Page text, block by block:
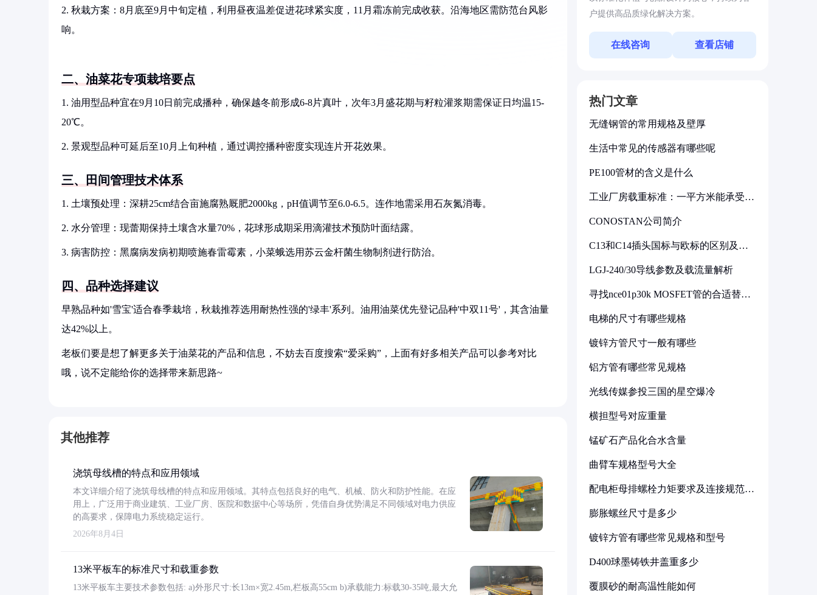
2. 秋栽方案：8月底至9月中旬定植，利用昼夜温差促进花球紧实度，11月霜冻前完成收获。沿海地区需防范台风影
响。
二、油菜花专项栽培要点
1. 油用型品种宜在9月10日前完成播种，确保越冬前形成6-8片真叶，次年3月盛花期与籽粒灌浆期需保证日均温15-
20℃。
2. 景观型品种可延后至10月上旬种植，通过调控播种密度实现连片开花效果。
三、田间管理技术体系
1. 土壤预处理：深耕25cm结合亩施腐熟厩肥2000kg，pH值调节至6.0-6.5。连作地需采用石灰氮消毒。
2. 水分管理：现蕾期保持土壤含水量70%，花球形成期采用滴灌技术预防叶面结露。
3. 病害防控：黑腐病发病初期喷施春雷霉素，小菜蛾选用苏云金杆菌生物制剂进行防治。
四、品种选择建议
早熟品种如'雪宝'适合春季栽培，秋栽推荐选用耐热性强的'绿丰'系列。油用油菜优先登记品种'中双11号'，其含油量
达42%以上。
老板们要是想了解更多关于油菜花的产品和信息，不妨去百度搜索“爱采购”，上面有好多相关产品可以参考对比
哦，说不定能给你的选择带来新思路~
其他推荐
浇筑母线槽的特点和应用领域
本文详细介绍了浇筑母线槽的特点和应用领域。其特点包括良好的电气、机械、防火和防护性能。在应
用上，广泛用于商业建筑、工业厂房、医院和数据中心等场所，凭借自身优势满足不同领域对电力供应
的高要求，保障电力系统稳定运行。
2026年8月4日
13米平板车的标准尺寸和载重参数
13米平板车主要技术参数包括: a)外形尺寸:长13m×宽2.45m,栏板高55cm b)承载能力:标载30-35吨,最大允
户提供高品质绿化解决方案。
在线咨询 查看店铺
热门文章
无缝钢管的常用规格及壁厚
生活中常见的传感器有哪些呢
PE100管材的含义是什么
工业厂房载重标准：一平方米能承受多
CONOSTAN公司简介
C13和C14插头国标与欧标的区别及其
LGJ-240/30导线参数及载流量解析
寻找nce01p30k MOSFET管的合适替代
电梯的尺寸有哪些规格
镀锌方管尺寸一般有哪些
铝方管有哪些常见规格
光线传媒参投三国的星空爆冷
横担型号对应重量
锰矿石产品化合水含量
曲臂车规格型号大全
配电柜母排螺栓力矩要求及连接规范详
膨胀螺丝尺寸是多少
镀锌方管有哪些常见规格和型号
D400球墨铸铁井盖重多少
覆膜砂的耐高温性能如何